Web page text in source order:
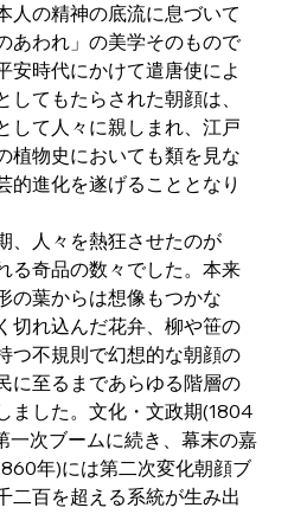
人の精神の底流に息づいて
あわれ」の美学そのもので
安時代にかけて遣唐使によ
してもたらされた朝顔は、
して人々に親しまれ、江戸
植物史においても類を見な
的進化を遂げることとなり
、人々を熱狂させたのが
る奇品の数々でした。本来
の葉からは想像もつかな
切れ込んだ花弁、柳や笹の
つ不規則で幻想的な朝顔の
に至るまであらゆる階層の
ました。文化・文政期(1804
一次ブームに続き、幕末の嘉
年)には第二次変化朝顔ブ
二百を超える系統が生み出